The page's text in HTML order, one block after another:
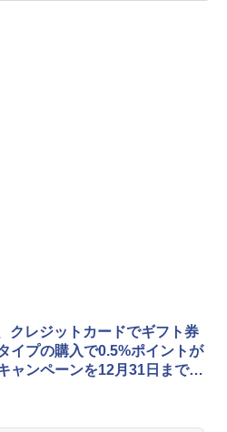
クレジットカードでギフト券
イプの購入で0.5%ポイントが
ャンペーンを12月31日まで実